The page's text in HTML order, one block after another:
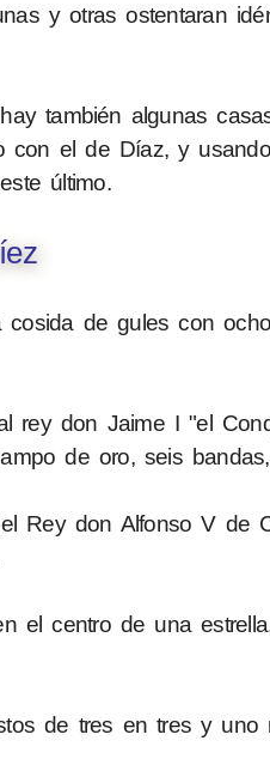
y otras ostentaran
también algunas
con el de Díaz, y
último.
cosida de gules con
rey don Jaime I "el
de oro, seis
Rey don Alfonso V de
el centro de una
de tres en tres y uno